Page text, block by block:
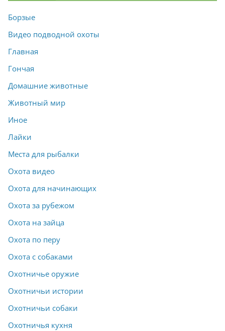
Борзые
Видео подводной охоты
Главная
Гончая
Домашние животные
Животный мир
Иное
Лайки
Места для рыбалки
Охота видео
Охота для начинающих
Охота за рубежом
Охота на зайца
Охота по перу
Охота с собаками
Охотничье оружие
Охотничьи истории
Охотничьи собаки
Охотничья кухня